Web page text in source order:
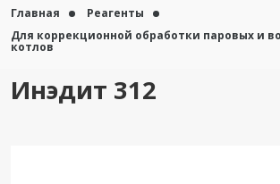
Главная
Реагенты
Для коррекционной обработки паровых и
котлов
Инэдит 312